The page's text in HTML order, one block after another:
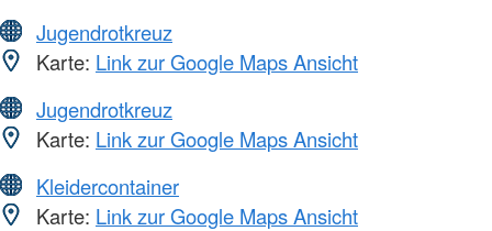
Jugendrotkreuz
Karte: Link zur Google Maps Ansicht
Jugendrotkreuz
Karte: Link zur Google Maps Ansicht
Kleidercontainer
Karte: Link zur Google Maps Ansicht